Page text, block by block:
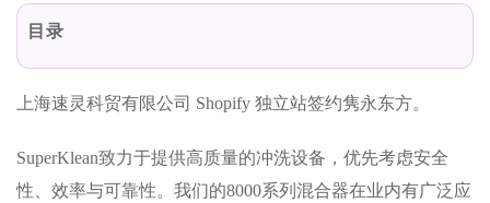
目录
上海速灵科贸有限公司 Shopify 独立站签约隽永东方。
SuperKlean致力于提供高质量的冲洗设备，优先考虑安全
性、效率与可靠性。我们的8000系列混合器在业内有广泛应